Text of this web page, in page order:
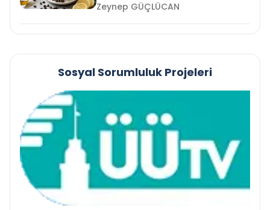
Zeynep GÜÇLÜCAN
Sosyal Sorumluluk Projeleri